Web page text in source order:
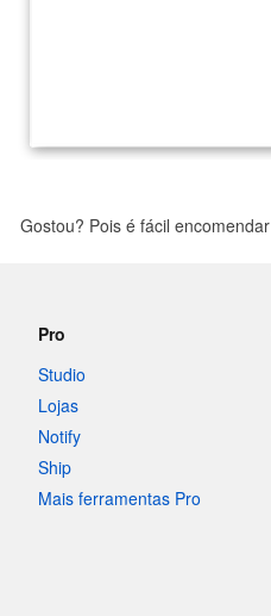
Gostou? Pois é fácil encomendar
Pro
Studio
Lojas
Notify
Ship
Mais ferramentas Pro